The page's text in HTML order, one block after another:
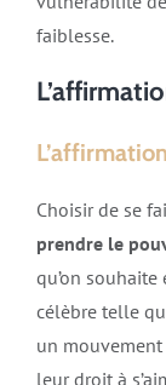
faiblesse.
Choisir de se
prendre le
qu’on souhaite
célèbre telle
un
leur droit à